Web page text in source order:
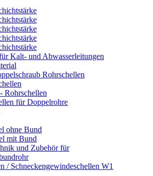
Kalt- und Abwasserleitungen
Rohrschellen
Rohrschellen
für Doppelrohre
ohne Bund
mit Bund
und Zubehör für
/ Schneckengewindeschellen W1